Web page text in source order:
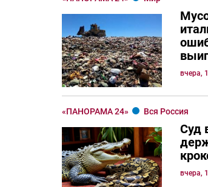
вчера,
«ПАНОРАМА 24» Вся Россия
Суд
вчера,